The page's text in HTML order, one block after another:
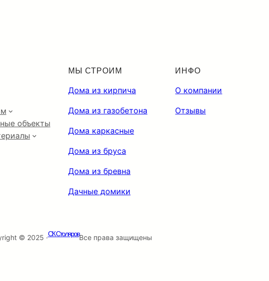
объекты
МЫ СТРОИМ
Дома из кирпича
Дома из газобетона
Дома каркасные
Дома из бруса
Дома из бревна
Дачные домики
ИНФО
О компании
Отзывы
© 2025 ·СК СтоляровВсе права защищены